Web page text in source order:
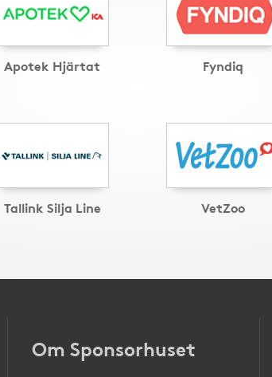
Apotek Hjärtat Fyndiq
Tallink Silja Line VetZoo
Om Sponsorhuset